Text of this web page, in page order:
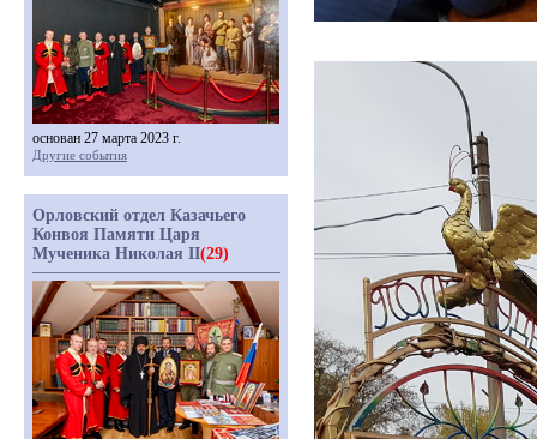
основан 27 марта 2023 г.
Другие события
Орловский отдел Казачьего
Конвоя Памяти Царя
Мученика Николая II(29)